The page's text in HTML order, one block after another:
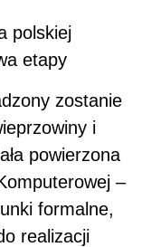
polskiej
etapy
zostanie
i
powierzona
–
formalne,
realizacji